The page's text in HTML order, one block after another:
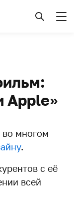
Apple»
многом
.
с её
всей